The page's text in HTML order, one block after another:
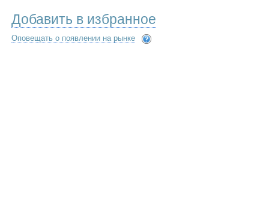
Добавить в избранное
Оповещать о появлении на рынке